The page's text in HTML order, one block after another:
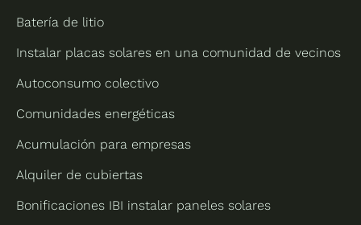
Batería de litio
Instalar placas solares en una comunidad de vecinos
Autoconsumo colectivo
Comunidades energéticas
Acumulación para empresas
Alquiler de cubiertas
Bonificaciones IBI instalar paneles solares